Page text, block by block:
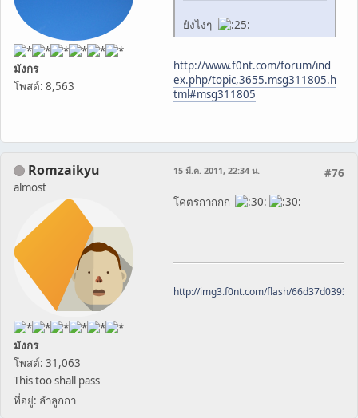
มังกร
โพสต์: 8,563
ยังไงๆ
http://www.f0nt.com/forum/ind
ex.php/topic,3655.msg311805.h
tml#msg311805
Romzaikyu
almost
มังกร
โพสต์: 31,063
This too shall pass
ที่อยู่: ลำลูกกา
#76
15 มี.ค. 2011, 22:34 น.
โคตรกากกก
http://img3.f0nt.com/flash/